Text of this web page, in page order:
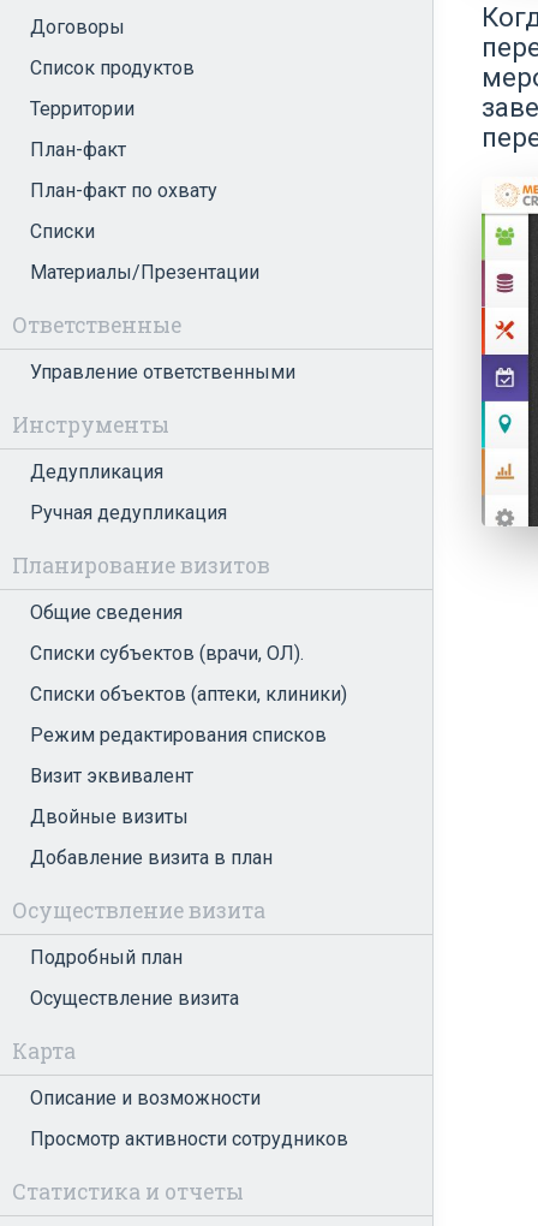
Договоры
Список продуктов
Территории
План-факт
План-факт по охвату
Списки
Материалы/Презентации
Ответственные
Управление ответственными
Инструменты
Дедупликация
Ручная дедупликация
Планирование визитов
Общие сведения
Списки субъектов (врачи, ОЛ).
Списки объектов (аптеки, клиники)
Режим редактирования списков
Визит эквивалент
Двойные визиты
Добавление визита в план
Осуществление визита
Подробный план
Осуществление визита
Карта
Описание и возможности
Просмотр активности сотрудников
Статистика и отчеты